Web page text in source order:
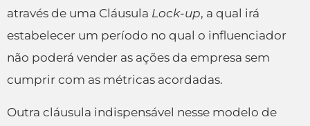
através de uma Cláusula Lock-up, a qual irá
estabelecer um período no qual o influenciador
não poderá vender as ações da empresa sem
cumprir com as métricas acordadas.
Outra cláusula indispensável nesse modelo de